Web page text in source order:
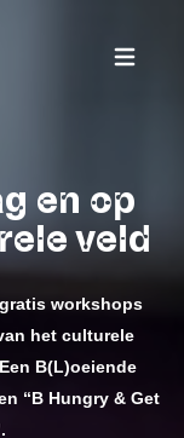
en op
veld
workshops
het culturele
B(L)oeiende
“B Hungry & Get